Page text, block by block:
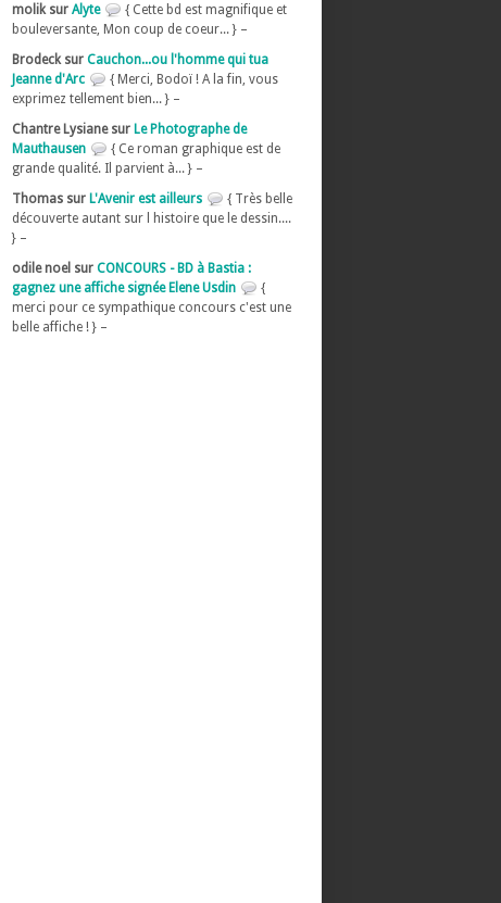
molik sur Alyte
{ Cette bd est magnifique et
bouleversante, Mon coup de coeur... } –
Brodeck sur Cauchon...ou l'homme qui tua
Jeanne d'Arc
{ Merci, Bodoï ! A la fin, vous
exprimez tellement bien... } –
Chantre Lysiane sur Le Photographe de
Mauthausen
{ Ce roman graphique est de
grande qualité. Il parvient à... } –
Thomas sur L'Avenir est ailleurs
{ Très belle
découverte autant sur l histoire que le dessin....
} –
odile noel sur CONCOURS - BD à Bastia :
gagnez une affiche signée Elene Usdin
{
merci pour ce sympathique concours c'est une
belle affiche ! } –